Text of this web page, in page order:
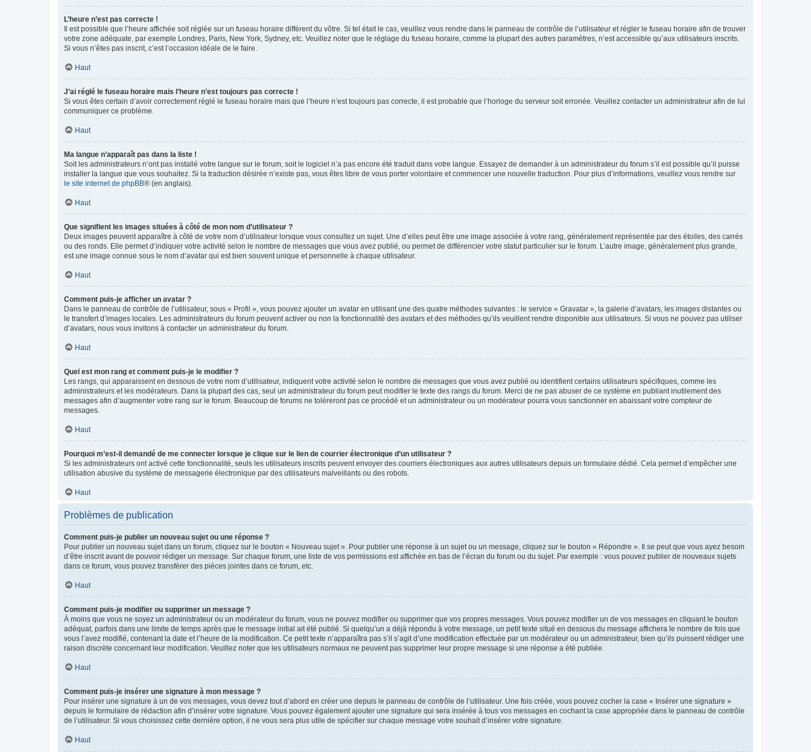
L’heure n’est pas correcte !
Il est possible que l’heure affichée soit réglée sur un fuseau horaire différent du vôtre. Si tel était le cas, veuillez vous rendre dans le panneau de contrôle de l’utilisateur et régler le fuseau horaire afin de trouver
votre zone adéquate, par exemple Londres, Paris, New York, Sydney, etc. Veuillez noter que le réglage du fuseau horaire, comme la plupart des autres paramètres, n’est accessible qu’aux utilisateurs inscrits.
Si vous n’êtes pas inscrit, c’est l’occasion idéale de le faire.
Haut
J’ai réglé le fuseau horaire mais l’heure n’est toujours pas correcte !
Si vous êtes certain d’avoir correctement réglé le fuseau horaire mais que l’heure n’est toujours pas correcte, il est probable que l’horloge du serveur soit erronée. Veuillez contacter un administrateur afin de lui
communiquer ce problème.
Haut
Ma langue n’apparaît pas dans la liste !
Soit les administrateurs n’ont pas installé votre langue sur le forum, soit le logiciel n’a pas encore été traduit dans votre langue. Essayez de demander à un administrateur du forum s’il est possible qu’il puisse
installer la langue que vous souhaitez. Si la traduction désirée n’existe pas, vous êtes libre de vous porter volontaire et commencer une nouvelle traduction. Pour plus d’informations, veuillez vous rendre sur
le site internet de phpBB® (en anglais).
Haut
Que signifient les images situées à côté de mon nom d’utilisateur ?
Deux images peuvent apparaître à côté de votre nom d’utilisateur lorsque vous consultez un sujet. Une d’elles peut être une image associée à votre rang, généralement représentée par des étoiles, des carrés
ou des ronds. Elle permet d’indiquer votre activité selon le nombre de messages que vous avez publié, ou permet de différencier votre statut particulier sur le forum. L’autre image, généralement plus grande,
est une image connue sous le nom d’avatar qui est bien souvent unique et personnelle à chaque utilisateur.
Haut
Comment puis-je afficher un avatar ?
Dans le panneau de contrôle de l’utilisateur, sous « Profil », vous pouvez ajouter un avatar en utilisant une des quatre méthodes suivantes : le service « Gravatar », la galerie d’avatars, les images distantes ou
le transfert d’images locales. Les administrateurs du forum peuvent activer ou non la fonctionnalité des avatars et des méthodes qu’ils veuillent rendre disponible aux utilisateurs. Si vous ne pouvez pas utiliser
d’avatars, nous vous invitons à contacter un administrateur du forum.
Haut
Quel est mon rang et comment puis-je le modifier ?
Les rangs, qui apparaissent en dessous de votre nom d’utilisateur, indiquent votre activité selon le nombre de messages que vous avez publié ou identifient certains utilisateurs spécifiques, comme les
administrateurs et les modérateurs. Dans la plupart des cas, seul un administrateur du forum peut modifier le texte des rangs du forum. Merci de ne pas abuser de ce système en publiant inutilement des
messages afin d’augmenter votre rang sur le forum. Beaucoup de forums ne toléreront pas ce procédé et un administrateur ou un modérateur pourra vous sanctionner en abaissant votre compteur de
messages.
Haut
Pourquoi m’est-il demandé de me connecter lorsque je clique sur le lien de courrier électronique d’un utilisateur ?
Si les administrateurs ont activé cette fonctionnalité, seuls les utilisateurs inscrits peuvent envoyer des courriers électroniques aux autres utilisateurs depuis un formulaire dédié. Cela permet d’empêcher une
utilisation abusive du système de messagerie électronique par des utilisateurs malveillants ou des robots.
Haut
Problèmes de publication
Comment puis-je publier un nouveau sujet ou une réponse ?
Pour publier un nouveau sujet dans un forum, cliquez sur le bouton « Nouveau sujet ». Pour publier une réponse à un sujet ou un message, cliquez sur le bouton « Répondre ». Il se peut que vous ayez besoin
d’être inscrit avant de pouvoir rédiger un message. Sur chaque forum, une liste de vos permissions est affichée en bas de l’écran du forum ou du sujet. Par exemple : vous pouvez publier de nouveaux sujets
dans ce forum, vous pouvez transférer des pièces jointes dans ce forum, etc.
Haut
Comment puis-je modifier ou supprimer un message ?
À moins que vous ne soyez un administrateur ou un modérateur du forum, vous ne pouvez modifier ou supprimer que vos propres messages. Vous pouvez modifier un de vos messages en cliquant le bouton
adéquat, parfois dans une limite de temps après que le message initial ait été publié. Si quelqu’un a déjà répondu à votre message, un petit texte situé en dessous du message affichera le nombre de fois que
vous l’avez modifié, contenant la date et l’heure de la modification. Ce petit texte n’apparaîtra pas s’il s’agit d’une modification effectuée par un modérateur ou un administrateur, bien qu’ils puissent rédiger une
raison discrète concernant leur modification. Veuillez noter que les utilisateurs normaux ne peuvent pas supprimer leur propre message si une réponse a été publiée.
Haut
Comment puis-je insérer une signature à mon message ?
Pour insérer une signature à un de vos messages, vous devez tout d’abord en créer une depuis le panneau de contrôle de l’utilisateur. Une fois créée, vous pouvez cocher la case « Insérer une signature »
depuis le formulaire de rédaction afin d’insérer votre signature. Vous pouvez également ajouter une signature qui sera insérée à tous vos messages en cochant la case appropriée dans le panneau de contrôle
de l’utilisateur. Si vous choisissez cette dernière option, il ne vous sera plus utile de spécifier sur chaque message votre souhait d’insérer votre signature.
Haut